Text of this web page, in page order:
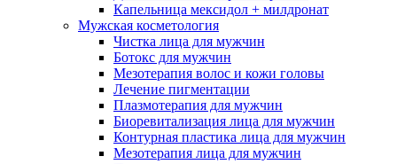
Капельница мексидол + милдронат
Мужская косметология
Чистка лица для мужчин
Ботокс для мужчин
Мезотерапия волос и кожи головы
Лечение пигментации
Плазмотерапия для мужчин
Биоревитализация лица для мужчин
Контурная пластика лица для мужчин
Мезотерапия лица для мужчин